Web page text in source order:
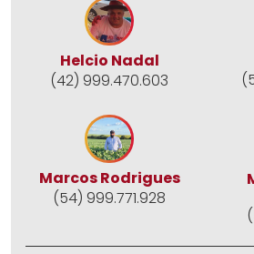
Helcio Nadal
(42) 999.470.603
Marcos Rodrigues
(54) 999.771.928